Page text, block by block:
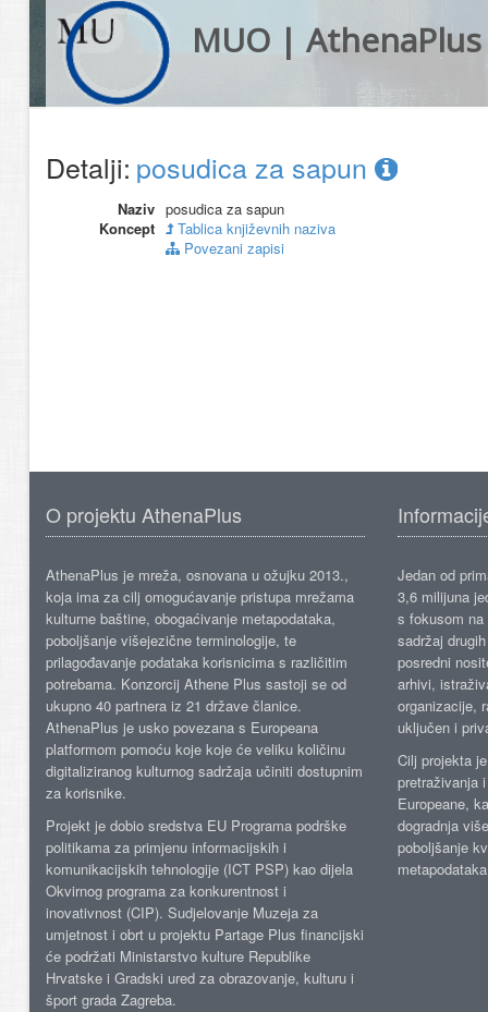
MUO | AthenaPlus
Detalji: posudica za sapun
Naziv posudica za sapun
Koncept
Tablica književnih naziva
Povezani zapisi
O projektu AthenaPlus
AthenaPlus je mreža, osnovana u ožujku 2013.,
koja ima za cilj omogućavanje pristupa mrežama
kulturne baštine, obogaćivanje metapodataka,
poboljšanje višejezične terminologije, te
prilagođavanje podataka korisnicima s različitim
potrebama. Konzorcij Athene Plus sastoji se od
ukupno 40 partnera iz 21 države članice.
AthenaPlus je usko povezana s Europeana
platformom pomoću koje koje će veliku količinu
digitaliziranog kulturnog sadržaja učiniti dostupnim
za korisnike.
Projekt je dobio sredstva EU Programa podrške
politikama za primjenu informacijskih i
komunikacijskih tehnologije (ICT PSP) kao dijela
Okvirnog programa za konkurentnost i
inovativnost (CIP). Sudjelovanje Muzeja za
umjetnost i obrt u projektu Partage Plus financijski
će podržati Ministarstvo kulture Republike
Hrvatske i Gradski ured za obrazovanje, kulturu i
šport grada Zagreba.
Jedan od
3,6 milijuna
s fokusom
sadržaj
posredni
arhivi,
organizacije,
uključen i
Cilj projekta
pretraživanja
Europeane,
dogradnja
poboljšanje